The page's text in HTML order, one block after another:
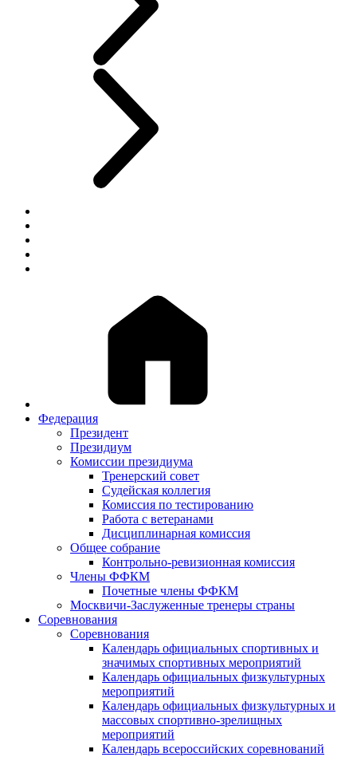
Федерация
Президент
Президиум
Комиссии президиума
Тренерский совет
Судейская коллегия
Комиссия по тестированию
Работа с ветеранами
Дисциплинарная комиссия
Общее собрание
Контрольно-ревизионная комиссия
Члены ФФКМ
Почетные члены ФФКМ
Москвичи-Заслуженные тренеры страны
Соревнования
Соревнования
Календарь официальных спортивных и
значимых спортивных мероприятий
Календарь официальных физкультурных
мероприятий
Календарь официальных физкультурных и
массовых спортивно-зрелищных
мероприятий
Календарь всероссийских соревнований